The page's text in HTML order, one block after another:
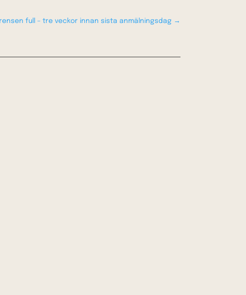
full – tre veckor innan sista anmälningsdag →